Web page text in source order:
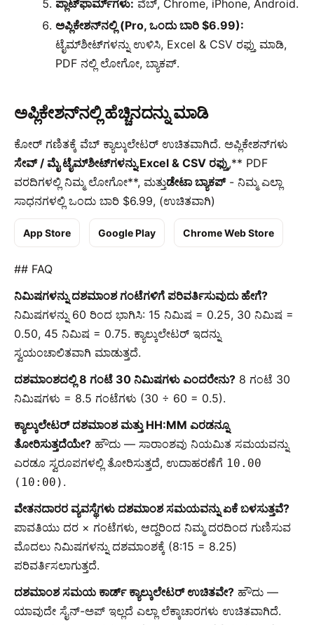
ಪ್ಲಾಟ್‌ಫಾರ್ಮ್‌ಗಳು: ವೆಬ್, Chrome, iPhone, Android.
ಅಪ್ಲಿಕೇಶನ್‌ನಲ್ಲಿ (Pro, ಒಂದು ಬಾರಿ $6.99):
ಟೈಮ್‌ಶೀಟ್‌ಗಳನ್ನು ಉಳಿಸಿ, Excel & CSV ರಫ್ತು ಮಾಡಿ,
PDF ನಲ್ಲಿ ಲೋಗೋ, ಬ್ಯಾಕಪ್.
ಅಪ್ಲಿಕೇಶನ್‌ನಲ್ಲಿ ಹೆಚ್ಚಿನದನ್ನು ಮಾಡಿ
ಕೋರ್ ಗಣಿತಕ್ಕೆ ವೆಬ್ ಕ್ಯಾಲ್ಕುಲೇಟರ್ ಉಚಿತವಾಗಿದೆ. ಅಪ್ಲಿಕೇಶನ್‌ಗಳು
ಸೇವ್ / ಮೈ ಟೈಮ್‌ಶೀಟ್‌ಗಳನ್ನು,Excel & CSV ರಫ್ತು,** PDF
ವರದಿಗಳಲ್ಲಿ ನಿಮ್ಮ ಲೋಗೋ**, ಮತ್ತುಡೇಟಾ ಬ್ಯಾಕಪ್- ನಿಮ್ಮ ಎಲ್ಲಾ
ಸಾಧನಗಳಲ್ಲಿ ಒಂದು ಬಾರಿ $6.99, (ಉಚಿತವಾಗಿ)
App Store Google Play Chrome Web Store
## FAQ
ನಿಮಿಷಗಳನ್ನು ದಶಮಾಂಶ ಗಂಟೆಗಳಿಗೆ ಪರಿವರ್ತಿಸುವುದು ಹೇಗೆ?
ನಿಮಿಷಗಳನ್ನು 60 ರಿಂದ ಭಾಗಿಸಿ: 15 ನಿಮಿಷ = 0.25, 30 ನಿಮಿಷ =
0.50, 45 ನಿಮಿಷ = 0.75. ಕ್ಯಾಲ್ಕುಲೇಟರ್ ಇದನ್ನು
ಸ್ವಯಂಚಾಲಿತವಾಗಿ ಮಾಡುತ್ತದೆ.
ದಶಮಾಂಶದಲ್ಲಿ 8 ಗಂಟೆ 30 ನಿಮಿಷಗಳು ಎಂದರೇನು? 8 ಗಂಟೆ 30
ನಿಮಿಷಗಳು = 8.5 ಗಂಟೆಗಳು (30 ÷ 60 = 0.5).
ಕ್ಯಾಲ್ಕುಲೇಟರ್ ದಶಮಾಂಶ ಮತ್ತು HH:MM ಎರಡನ್ನೂ
ತೋರಿಸುತ್ತದೆಯೇ? ಹೌದು — ಸಾರಾಂಶವು ನಿಯಮಿತ ಸಮಯವನ್ನು
ಎರಡೂ ಸ್ವರೂಪಗಳಲ್ಲಿ ತೋರಿಸುತ್ತದೆ, ಉದಾಹರಣೆಗೆ 10.00
(10:00) .
ವೇತನದಾರರ ವ್ಯವಸ್ಥೆಗಳು ದಶಮಾಂಶ ಸಮಯವನ್ನು ಏಕೆ ಬಳಸುತ್ತವೆ?
ಪಾವತಿಯು ದರ × ಗಂಟೆಗಳು, ಆದ್ದರಿಂದ ನಿಮ್ಮ ದರದಿಂದ ಗುಣಿಸುವ
ಮೊದಲು ನಿಮಿಷಗಳನ್ನು ದಶಮಾಂಶಕ್ಕೆ (8:15 = 8.25)
ಪರಿವರ್ತಿಸಲಾಗುತ್ತದೆ.
ದಶಮಾಂಶ ಸಮಯ ಕಾರ್ಡ್ ಕ್ಯಾಲ್ಕುಲೇಟರ್ ಉಚಿತವೇ? ಹೌದು —
ಯಾವುದೇ ಸೈನ್-ಅಪ್ ಇಲ್ಲದೆ ಎಲ್ಲಾ ಲೆಕ್ಕಾಚಾರಗಳು ಉಚಿತವಾಗಿದೆ.